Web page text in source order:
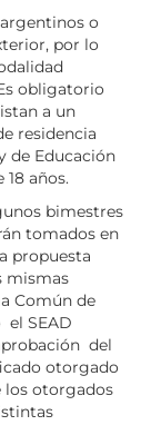
o
por lo
obligatorio
a un
residencia
de Educación
años.
bimestres
tomados en
propuesta
mismas
Común de
SEAD
del
otorgado
los otorgados